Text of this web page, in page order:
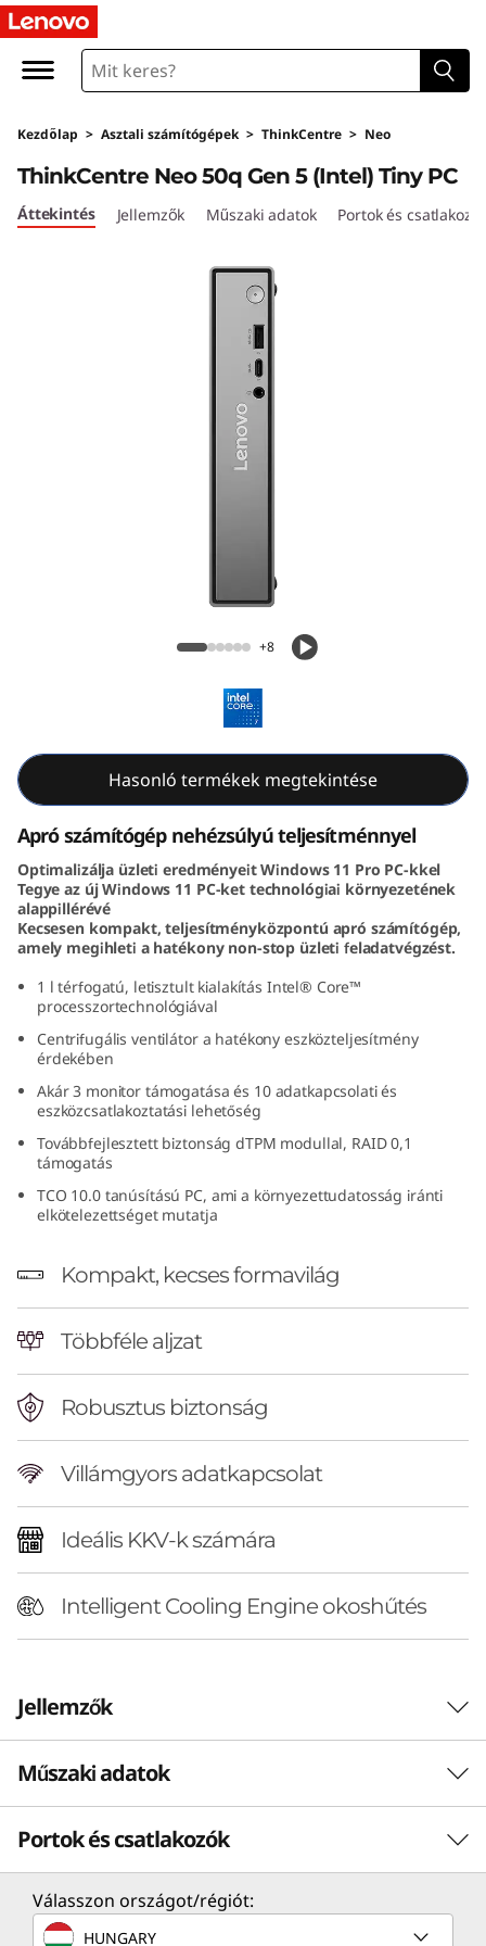
T
h
n
k
q
G
e
n
5
n
e
T
n
y
|
1
L
e
s
k
Kezdőlap > Asztali számítógépek > ThinkCentre > Neo
ThinkCentre Neo 50q Gen 5 (Intel) Tiny PC
ThinkCentre Neo 50q Gen 5 (Intel) Tiny PC
Áttekintés Jellemzők Műszaki adatok Portok és
+8
Hasonló termékek megtekintése
Apró számítógép nehézsúlyú teljesítménnyel
Optimalizálja üzleti eredményeit Windows 11 Pro PC-kkel
Tegye az új Windows 11 PC-ket technológiai környezetének
alappillérévé
Kecsesen kompakt, teljesítményközpontú apró számítógép,
amely megihleti a hatékony non-stop üzleti feladatvégzést.
1 l térfogatú, letisztult kialakítás Intel® Core™
processzortechnológiával
Centrifugális ventilátor a hatékony eszközteljesítmény
érdekében
Akár 3 monitor támogatása és 10 adatkapcsolati és
eszközcsatlakoztatási lehetőség
Továbbfejlesztett biztonság dTPM modullal, RAID 0,1
támogatás
TCO 10.0 tanúsítású PC, ami a környezettudatosság iránti
elkötelezettséget mutatja
Kompakt, kecses formavilág
Többféle aljzat
Robusztus biztonság
Villámgyors adatkapcsolat
Ideális KKV-k számára
Intelligent Cooling Engine okoshűtés
Jellemzők
APRÓ PC, MAXIMÁLIS FELADATVÉGZÉSI
HATÉKONYSÁG
Robusztus memória,
bőséges tárkapacitás
Intel® teljesítménnyel
Műszaki adatok
Teljesítmény
Processzor
Akár Intel® Core™ 7 processzor 240H
Portok és csatlakozók
Válasszon országot/régiót:
HUNGARY